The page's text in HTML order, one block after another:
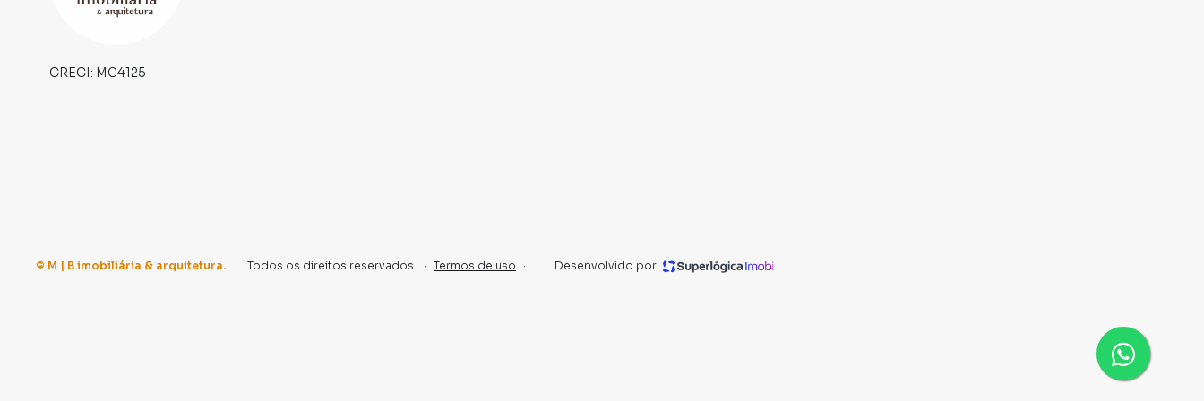
em imobiliárias tradicionais. Já vendemos e locamos diversos imóveis em CATAGUASES,
CRECI: MG4125
© M | B imobiliária & arquitetura. Todos os direitos reservados. · Termos de uso · Desenvolvido por